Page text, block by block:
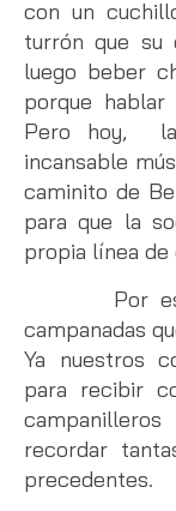
con un
turrón que su
luego beber
porque
Pero hoy,
incansable
caminito de
para que la
propia línea de
Por eso,
campanadas
Ya nuestros
para recibir
recordar
precedentes.